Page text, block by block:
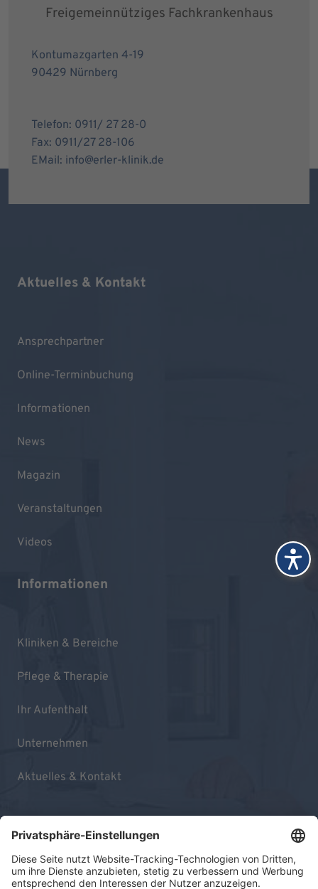
Freigemeinnütziges Fachkrankenhaus
Kontumazgarten 4-19
90429 Nürnberg
Telefon: 0911/ 27 28-0
Fax: 0911/27 28-106
EMail: info@erler-klinik.de
Aktuelles & Kontakt
Ansprechpartner
Online-Terminbuchung
Informationen
News
Magazin
Veranstaltungen
Videos
Informationen
Kliniken & Bereiche
Pflege & Therapie
Ihr Aufenthalt
Unternehmen
Aktuelles & Kontakt
Impressum